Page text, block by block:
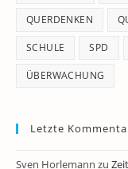
QUERDENKEN
SCHULE SPD
ÜBERWACHUNG
Letzte
Sven Horlemann zu